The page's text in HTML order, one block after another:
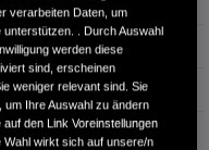
verarbeiten Daten, um
unterstützen. . Durch Auswahl
werden diese
sind, erscheinen
weniger relevant sind. Sie
Ihre Auswahl zu ändern
den Link Voreinstellungen
wirkt sich auf unsere/n